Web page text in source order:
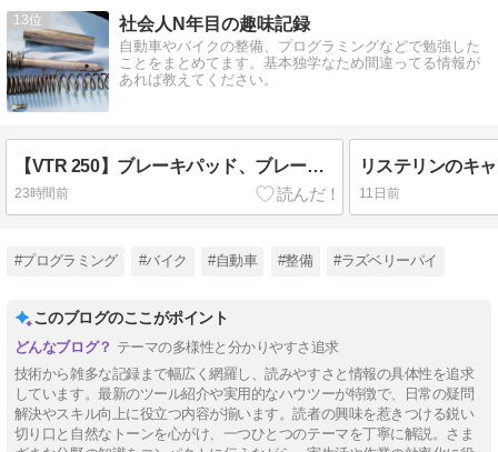
13 社会人N年目の趣味記録
自動車やバイクの整備、プログラミングなどで勉強した
ことをまとめてます。基本独学なため間違ってる情報が
あれば教えてください。
【VTR 250】ブレーキパッド、ブレーキローターの点検、ブレーキOHの部品選定、リアブレーキローター流用
23時間前 11日前
#プログラミング #バイク #自動車 #整備 #ラズベリーパイ
このブログのここがポイント
テーマの多様性と分かりやすさ追求
技術から雑多な記録まで幅広く網羅し、読みやすさと情報の具体性を追求
しています。最新のツール紹介や実用的なハウツーが特徴で、日常の疑問
解決やスキル向上に役立つ内容が揃います。読者の興味を惹きつける鋭い
切り口と自然なトーンを心がけ、一つひとつのテーマを丁寧に解説。さま